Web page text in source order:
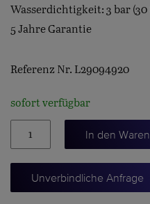
Wasserdichtigkeit: 3 bar (30
5 Jahre Garantie
Referenz Nr. L29094920
sofort verfügbar
COLLECTION
In den
Unverbindliche Anfrage